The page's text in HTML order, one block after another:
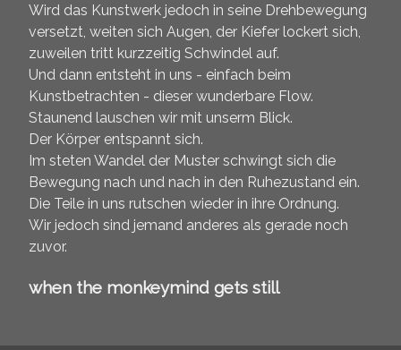
Wird das Kunstwerk jedoch in seine Drehbewegung
versetzt, weiten sich Augen, der Kiefer lockert sich,
zuweilen tritt kurzzeitig Schwindel auf.
Und dann entsteht in uns - einfach beim
Kunstbetrachten - dieser wunderbare Flow.
Staunend lauschen wir mit unserm Blick.
Der Körper entspannt sich.
Im steten Wandel der Muster schwingt sich die
Bewegung nach und nach in den Ruhezustand ein.
Die Teile in uns rutschen wieder in ihre Ordnung.
Wir jedoch sind jemand anderes als gerade noch
zuvor.
when the monkeymind gets still